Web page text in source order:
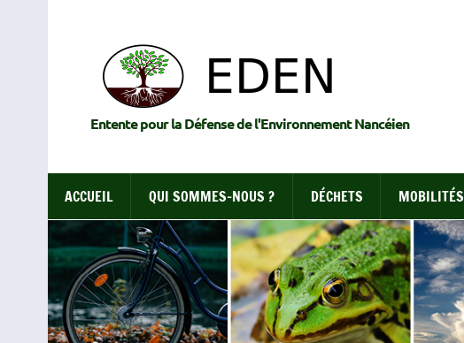
Entente pour la Défense de l'Environnement Nancéien
ACCUEIL QUI SOMMES-NOUS ? DÉCHETS MOBILITÉS